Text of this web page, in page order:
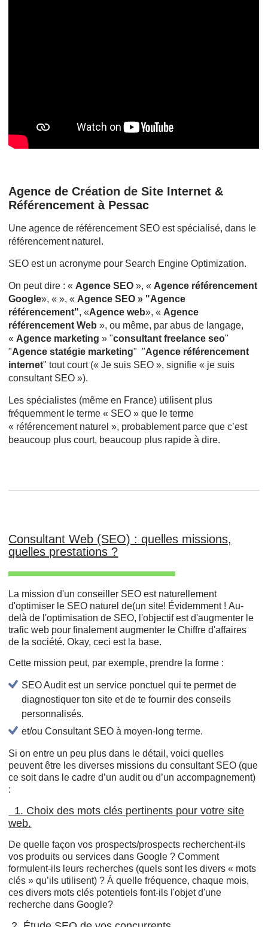
Agence de Création de Site Internet &
Référencement à Pessac
Une agence de référencement SEO est spécialisé, dans le
référencement naturel.
SEO est un acronyme pour Search Engine Optimization.
On peut dire : « Agence SEO », « Agence référencement
Google», « », « Agence SEO » "Agence
référencement", «Agence web», « Agence
référencement Web », ou même, par abus de langage,
« Agence marketing » "consultant freelance seo"
"Agence statégie marketing" "Agence référencement
internet" tout court (« Je suis SEO », signifie « je suis
consultant SEO »).
Les spécialistes (même en France) utilisent plus
fréquemment le terme « SEO » que le terme
« référencement naturel », probablement parce que c’est
beaucoup plus court, beaucoup plus rapide à dire.
Consultant Web (SEO) : quelles missions,
quelles prestations ?
La mission d'un conseiller SEO est naturellement
d'optimiser le SEO naturel de(un site! Évidemment ! Au-
delà de l'optimisation de SEO, l'objectif est d'augmenter le
trafic web pour finalement augmenter le Chiffre d'affaires
de la société. Okay, ceci est la base.
Cette mission peut, par exemple, prendre la forme :
SEO Audit est un service ponctuel qui te permet de
diagnostiquer ton site et de te fournir des conseils
personnalisés.
et/ou Consultant SEO à moyen-long terme.
Si on entre un peu plus dans le détail, voici quelles
peuvent être les diverses missions du consultant SEO (que
ce soit dans le cadre d’un audit ou d’un accompagnement)
:
1. Choix des mots clés pertinents pour votre site
web.
De quelle façon vos prospects/prospects recherchent-ils
vos produits ou services dans Google ? Comment
formulent-ils leurs recherches (quels sont les divers « mots
clés » qu’ils utilisent) ? À quelle fréquence, chaque mois,
ces divers mots clés potentiels font-ils l'objet d'une
recherche dans Google?